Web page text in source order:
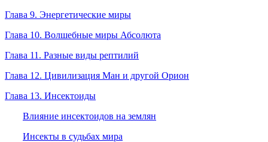
Глава 9. Энергетические миры
Глава 10. Волшебные миры Абсолюта
Глава 11. Разные виды рептилий
Глава 12. Цивилизация Ман и другой Орион
Глава 13. Инсектоиды
Влияние инсектоидов на землян
Инсекты в судьбах мира